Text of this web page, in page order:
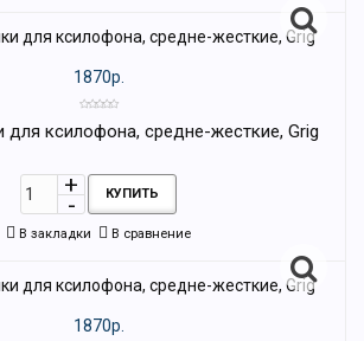
1870р.
для ксилофона, средне-жесткие, Grig
КУПИТЬ
В закладки В сравнение
1870р.